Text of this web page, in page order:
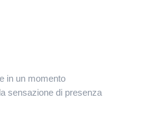
in un momento
sensazione di presenza